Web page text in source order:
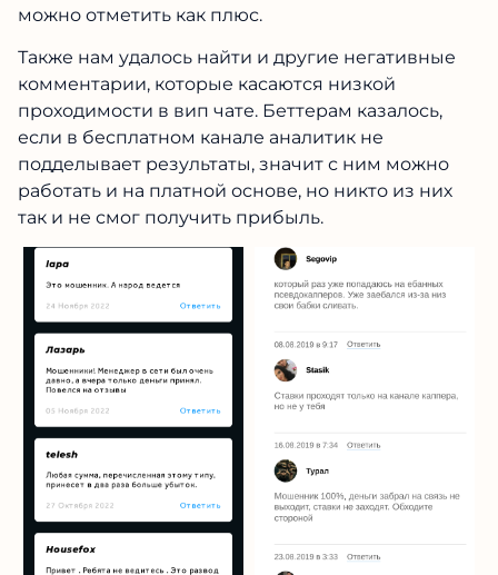
можно отметить как плюс.
Также нам удалось найти и другие негативные
комментарии, которые касаются низкой
проходимости в вип чате. Беттерам казалось,
если в бесплатном канале аналитик не
подделывает результаты, значит с ним можно
работать и на платной основе, но никто из них
так и не смог получить прибыль.